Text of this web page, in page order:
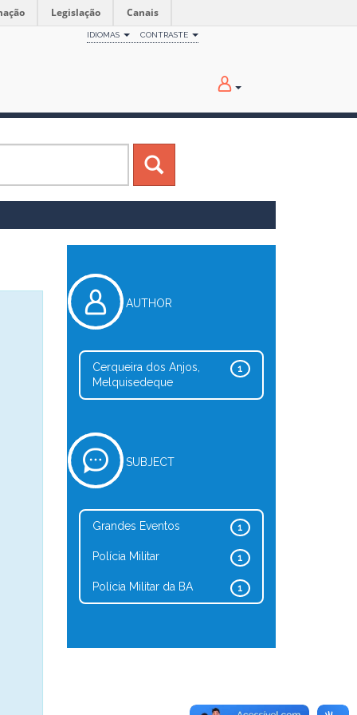
Legislação Canais
IDIOMAS CONTRASTE
AUTHOR
1
Cerqueira dos Anjos,
Melquisedeque
SUBJECT
1
Grandes Eventos
1
Polícia Militar
1
Polícia Militar da BA